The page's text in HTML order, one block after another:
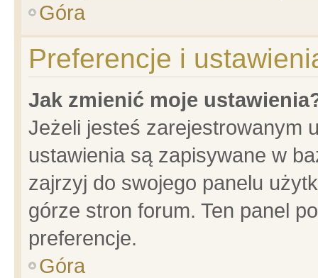
Góra
Preferencje i
Jak zmienić moje
Jeżeli jesteś zarejestrowanym
ustawienia są zapisywane w
zajrzyj do swojego panelu
górze stron forum. Ten panel
preferencje.
Góra